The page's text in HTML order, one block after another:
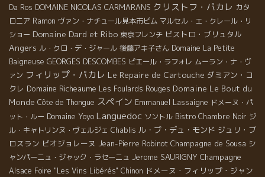
Da Ros DOMAINE NICOLAS CARMARANS クリストフ・パカレ カタ
ロニア Ramon ヴァン・ナチュール見本市ビム マルセル・エ・クレール・リ
ショー Domaine Dard et Ribo 東京フレンチ ビストロ・ブリュタル
Angers ル・クロ・デ・ジャール 後藤アキ子さん Domaine La Petite
Baigneuse GEORGES DESCOMBES ピエール・ラフォレ ムーラン・ナ・ヴ
ァン フィリップ・パカレ Le Repaire de Cartouche ダミアン・コ
クレ Domaine Richeaume Les Foulards Rouges Domaine Le Bout du
Monde Côte de Thongue スペイン Emmanuel Lassaigne ドメーヌ・パ
ット・ルー Domaine Yoyo Languedoc ソントル Bistro Chambre Noir ジ
ル・キャトリンヌ・ヴェルジェ Chablis ル・ブ・デュ・モンド ジュリ・ブ
ロスラン ビオジョレーヌ Jean-Pierre Robinot Champagne de Sousa シ
ャンパーニュ・ジャック・ラセーニュ Jerome SAURIGNY Champagne
Alsace Foire "Les Vins Libérés" Chinon ドメーヌ・フィリップ・ジャン